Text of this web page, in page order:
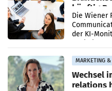
künftig
Die Wiener
der KI-
MARKETING
Wechsel
relations